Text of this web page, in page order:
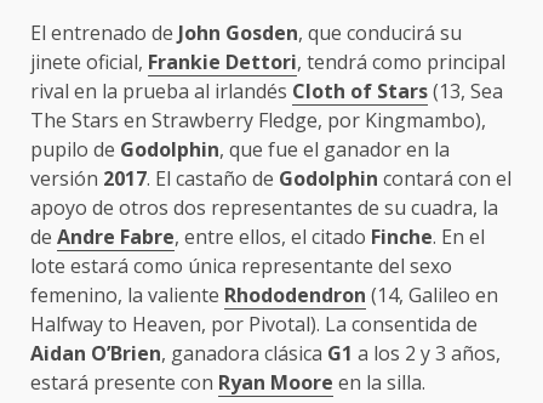
El entrenado de John Gosden, que conducirá su
jinete oficial, Frankie Dettori, tendrá como principal
rival en la prueba al irlandés Cloth of Stars(13, Sea
The Stars en Strawberry Fledge, por Kingmambo),
pupilo de Godolphin, que fue el ganador en la
versión 2017. El castaño de Godolphin contará con el
apoyo de otros dos representantes de su cuadra, la
de Andre Fabre, entre ellos, el citado Finche. En el
lote estará como única representante del sexo
femenino, la valiente Rhododendron (14, Galileo en
Halfway to Heaven, por Pivotal). La consentida de
Aidan O’Brien, ganadora clásica G1 a los 2 y 3 años,
estará presente con Ryan Moore en la silla.